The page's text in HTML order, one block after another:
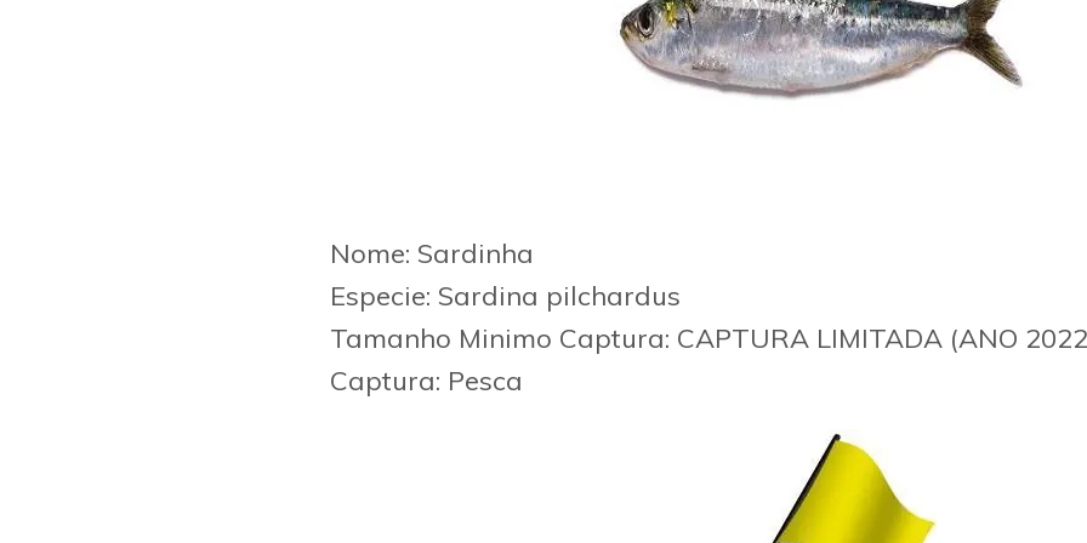
Nome: Sardinha
Especie: Sardina pilchardus
Tamanho Minimo Captura: CAPTURA LIMITADA (ANO
Captura: Pesca